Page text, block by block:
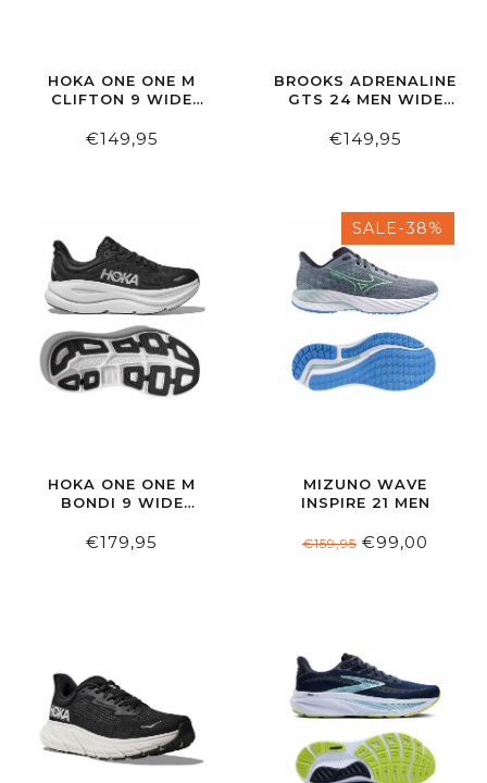
HOKA ONE ONE M
CLIFTON 9 WIDE
€149,95
BROOKS ADRENALINE
GTS 24 MEN WIDE
YELLOW/PEACOAT
€149,95
HOKA ONE ONE M
BONDI 9 WIDE
€179,95
SALE-38%
MIZUNO WAVE
INSPIRE 21 MEN
€159,95 €99,00